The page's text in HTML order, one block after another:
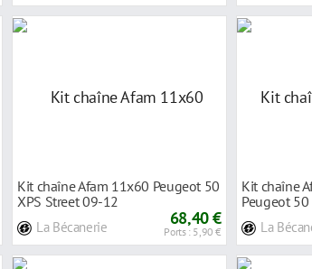
Kit chaîne Afam 11x60 Peugeot 50
XPS Street 09-12
La Bécanerie 68,40 €
Ports : 5,90 €
Kit chaîne
Peugeot
La